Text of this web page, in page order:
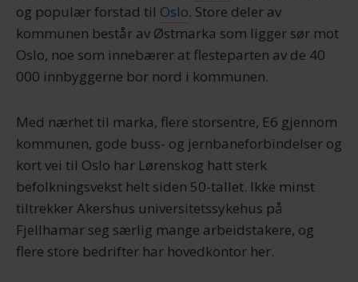
og populær forstad til Oslo. Store deler av
kommunen består av Østmarka som ligger sør mot
Oslo, noe som innebærer at flesteparten av de 40
000 innbyggerne bor nord i kommunen.
Med nærhet til marka, flere storsentre, E6 gjennom
kommunen, gode buss- og jernbaneforbindelser og
kort vei til Oslo har Lørenskog hatt sterk
befolkningsvekst helt siden 50-tallet. Ikke minst
tiltrekker Akershus universitetssykehus på
Fjellhamar seg særlig mange arbeidstakere, og
flere store bedrifter har hovedkontor her.